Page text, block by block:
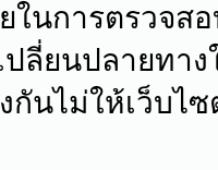
ในการตรวจส
ปลี่ยนปลายทา
กันไม่ให้เว็บไ